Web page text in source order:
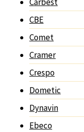
CBE
Comet
Cramer
Crespo
Dometic
Dynavin
Ebeco